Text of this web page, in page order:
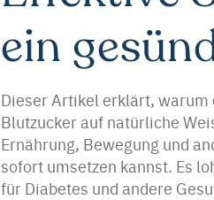
ein
Dieser Artikel erklärt, warum
Blutzucker auf natürliche
Ernährung, Bewegung und
sofort umsetzen kannst. Es
für Diabetes und andere